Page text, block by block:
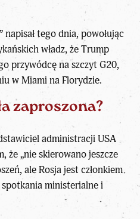
tego dnia, powołując
władz, że Trump
przywódcę na szczyt G20,
w Miami na Florydzie.
zaproszona?
administracji USA
że „nie skierowano jeszcze
ale Rosja jest członkiem
ministerialne i